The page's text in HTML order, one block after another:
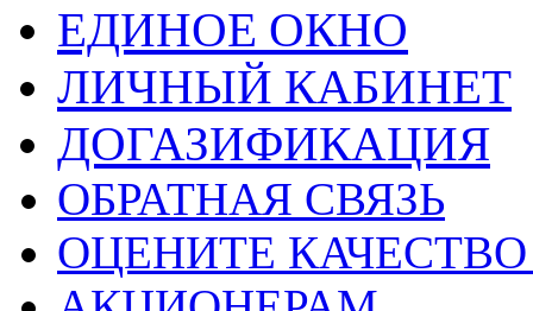
ЕДИНОЕ ОКНО
ЛИЧНЫЙ КАБИНЕТ
ДОГАЗИФИКАЦИЯ
ОБРАТНАЯ СВЯЗЬ
ОЦЕНИТЕ